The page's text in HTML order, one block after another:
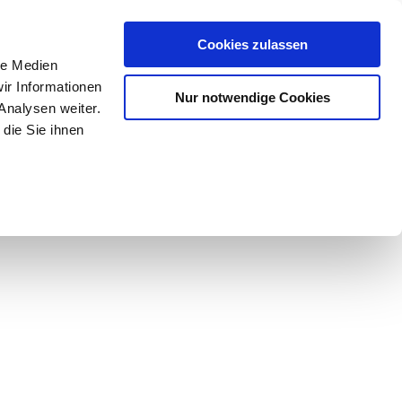
Medien
Informationen
weiter.
Sie ihnen
Cookies zulassen
Nur notwendige Cookies
0,00 €